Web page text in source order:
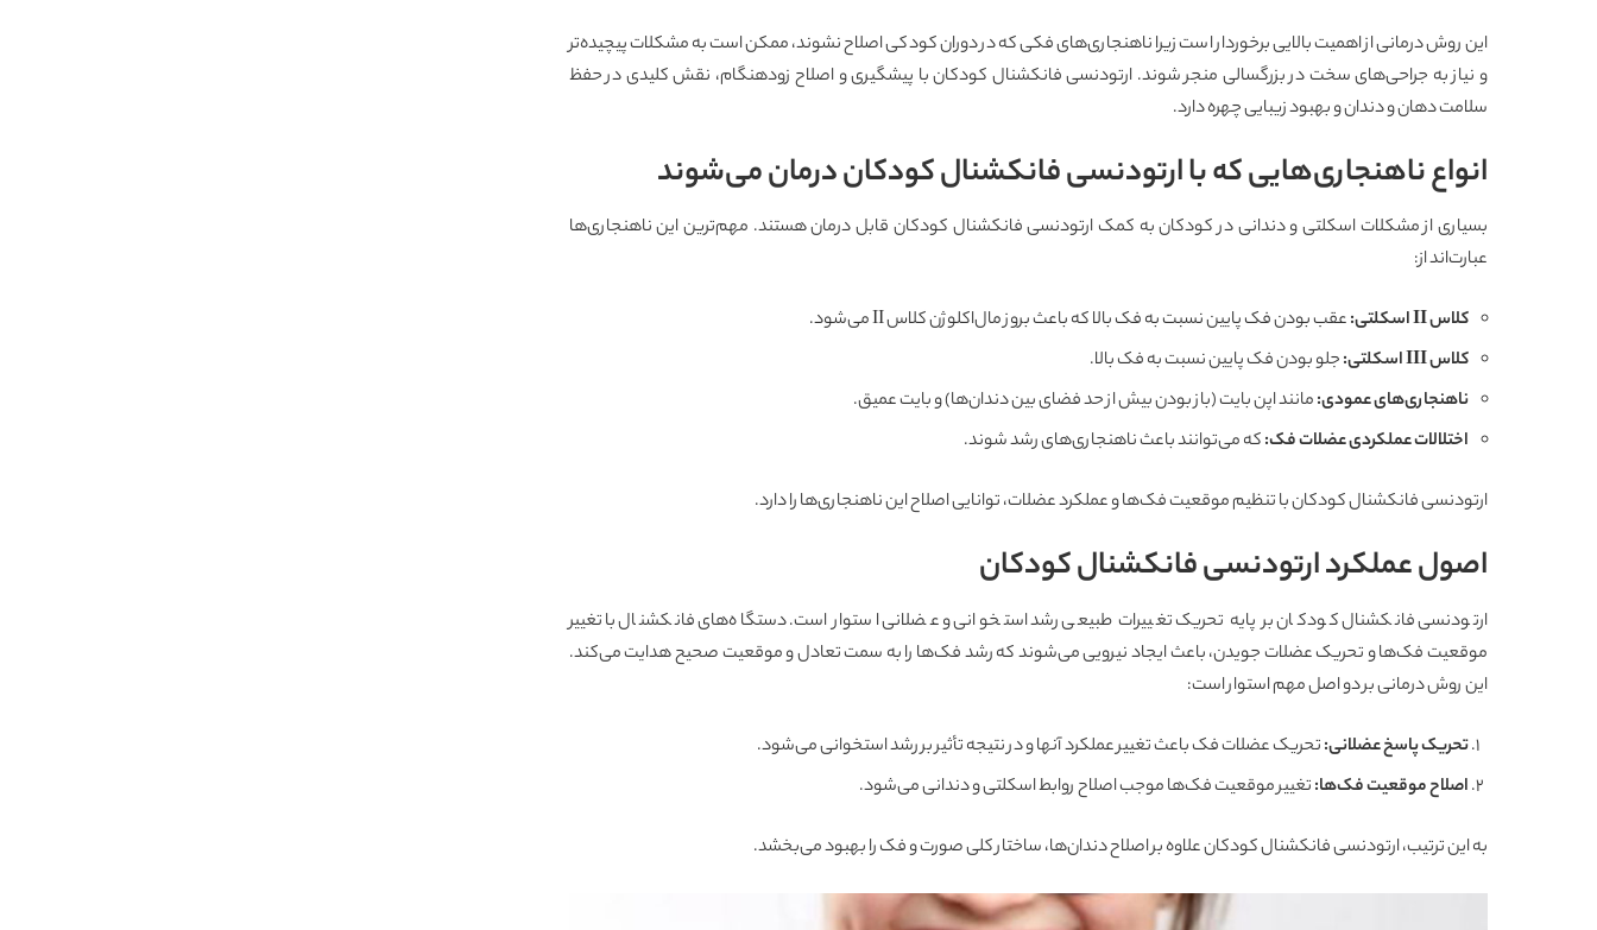
این روش درمانی از اهمیت بالایی برخوردار است زیرا ناهنجاری‌های فکی که در دوران کودکی اصلاح نشوند، ممکن است به مشکلات پیچیده‌تر
و نیاز به جراحی‌های سخت در بزرگسالی منجر شوند. ارتودنسی فانکشنال کودکان با پیشگیری و اصلاح زودهنگام، نقش کلیدی در حفظ
سلامت دهان و دندان و بهبود زیبایی چهره دارد.
انواع ناهنجاری‌هایی که با ارتودنسی فانکشنال کودکان درمان می‌شوند
بسیاری از مشکلات اسکلتی و دندانی در کودکان به کمک ارتودنسی فانکشنال کودکان قابل درمان هستند. مهم‌ترین این ناهنجاری‌ها
عبارت‌اند از:
کلاس اسکلتی:عقب بودن فک پایین نسبت به فک بالا که باعث بروز مال‌اکلوژن کلاس II می‌شود.
کلاس
اسکلتی:جلو بودن فک پایین نسبت به فک بالا.
ناهنجاری‌های عمودی:مانند اپن بایت (باز بودن بیش از حد فضای بین دندان‌ها) و بایت عمیق.
اختلالات عملکردی عضلات فک:که می‌توانند باعث ناهنجاری‌های رشد شوند.
ارتودنسی فانکشنال کودکان با تنظیم موقعیت فک‌ها و عملکرد عضلات، توانایی اصلاح این ناهنجاری‌ها را دارد.
اصول عملکرد ارتودنسی فانکشنال کودکان
ارتودنسی فانکشنال کودکان بر پایه تحریک تغییرات طبیعی رشد استخوانی و عضلانی استوار است. دستگاه‌های فانکشنال با تغییر
موقعیت فک‌ها و تحریک عضلات جویدن، باعث ایجاد نیرویی می‌شوند که رشد فک‌ها را به سمت تعادل و موقعیت صحیح هدایت می‌کند.
این روش درمانی بر دو اصل مهم استوار است:
تحریک پاسخ عضلانی:تحریک عضلات فک باعث تغییر عملکرد آنها و در نتیجه تأثیر بر رشد استخوانی می‌شود.
اصلاح موقعیت فک‌ها:تغییر موقعیت فک‌ها موجب اصلاح روابط اسکلتی و دندانی می‌شود.
به این ترتیب، ارتودنسی فانکشنال کودکان علاوه بر اصلاح دندان‌ها، ساختار کلی صورت و فک را بهبود می‌بخشد.